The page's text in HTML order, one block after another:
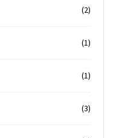
(2)
(1)
(1)
(3)